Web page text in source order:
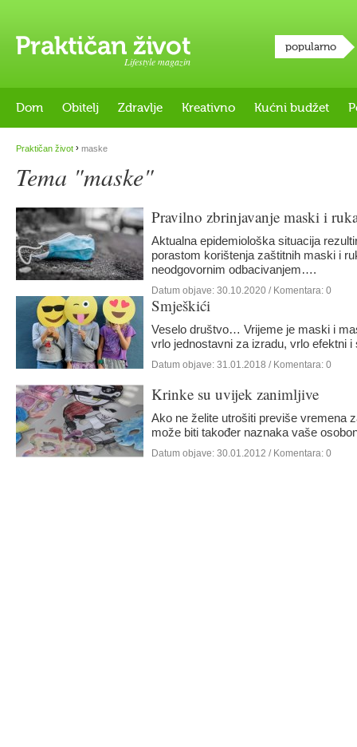
Lifestyle magazin
popularno
Dom Obitelj Zdravlje Kreativno Kućni budžet
Praktičan život › maske
Tema "maske"
Pravilno zbrinjavanje maski i
Aktualna epidemiološka situacija
porastom korištenja zaštitnih maski i
neodgovornim odbacivanjem….
Datum objave: 30.10.2020 / Komentara: 0
Smješkići
Veselo društvo… Vrijeme je maski i
vrlo jednostavni za izradu, vrlo efektni
Datum objave: 31.01.2018 / Komentara: 0
Krinke su uvijek zanimljive
Ako ne želite utrošiti previše vremena
može biti također naznaka vaše
Datum objave: 30.01.2012 / Komentara: 0